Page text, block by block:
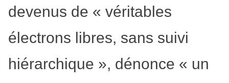
devenus de « véritables
électrons libres, sans suivi
hiérarchique », dénonce « un